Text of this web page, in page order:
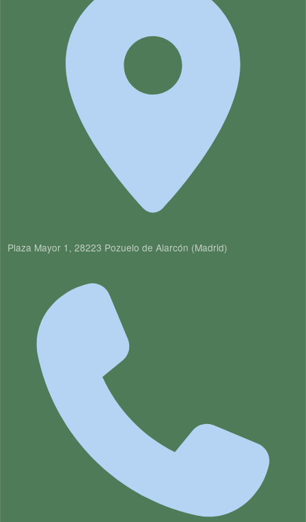
Plaza Mayor 1, 28223 Pozuelo de Alarcón (Madrid)